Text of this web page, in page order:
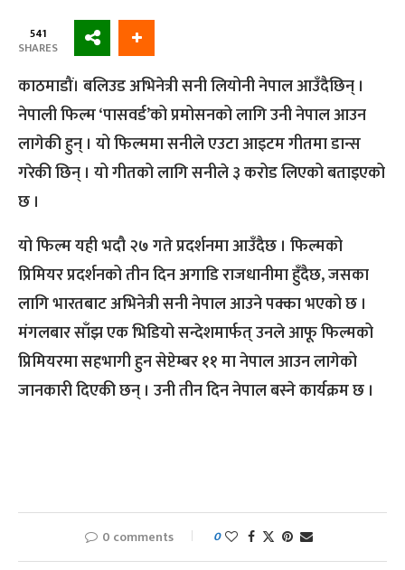
541
SHARES
काठमाडौं। बलिउड अभिनेत्री सनी लियोनी नेपाल आउँदैछिन् ।
नेपाली फिल्म ‘पासवर्ड’को प्रमोसनको लागि उनी नेपाल आउन
लागेकी हुन् । यो फिल्ममा सनीले एउटा आइटम गीतमा डान्स
गरेकी छिन् । यो गीतको लागि सनीले ३ करोड लिएको बताइएको
छ ।
यो फिल्म यही भदौ २७ गते प्रदर्शनमा आउँदैछ । फिल्मको
प्रिमियर प्रदर्शनको तीन दिन अगाडि राजधानीमा हुँदैछ, जसका
लागि भारतबाट अभिनेत्री सनी नेपाल आउने पक्का भएको छ ।
मंगलबार साँझ एक भिडियो सन्देशमार्फत् उनले आफू फिल्मको
प्रिमियरमा सहभागी हुन सेप्टेम्बर ११ मा नेपाल आउन लागेको
जानकारी दिएकी छन् । उनी तीन दिन नेपाल बस्ने कार्यक्रम छ ।
0 comments 0